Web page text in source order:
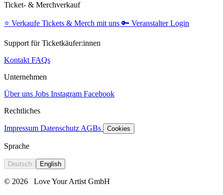
Ticket- & Merchverkauf
⭐️ Verkaufe Tickets & Merch mit uns 🔑 Veranstalter Login
Support für Ticketkäufer:innen
Kontakt FAQs
Unternehmen
Über uns Jobs Instagram Facebook
Rechtliches
Impressum Datenschutz AGBs Cookies
Sprache
Deutsch English
© 2026 Love Your Artist GmbH